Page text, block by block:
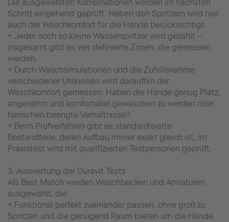
Die ausgewählten Kombinationen werden im nächsten
Schritt eingehend geprüft. Neben den Spritzern wird hier
auch der Waschkomfort für die Hände berücksichtigt.
+ Jeder noch so kleine Wasserspritzer wird gezählt –
insgesamt gibt es vier definierte Zonen, die gemessen
werden.
+ Durch Waschsimulationen und die Zuhilfenahme
verschiedener Utensilien wird daraufhin der
Waschkomfort gemessen. Haben die Hände genug Platz,
angenehm und komfortabel gewaschen zu werden oder
herrschen beengte Verhältnisse?
+ Beim Prüfverfahren gibt es standardisierte
Bestandteile, deren Aufbau immer exakt gleich ist, im
Praxistest wird mit qualifizierten Testpersonen geprüft.
3. Auswertung der Duravit Tests
Als Best Match werden Waschbecken und Armaturen
ausgewählt, die
+ Funktional perfekt zueinander passen, ohne groß zu
Spritzen und die genügend Raum bieten um die Hände